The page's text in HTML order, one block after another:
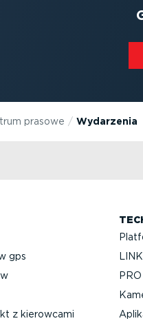
prasowe Wydarzenia
gps
z kierowcami
LINK